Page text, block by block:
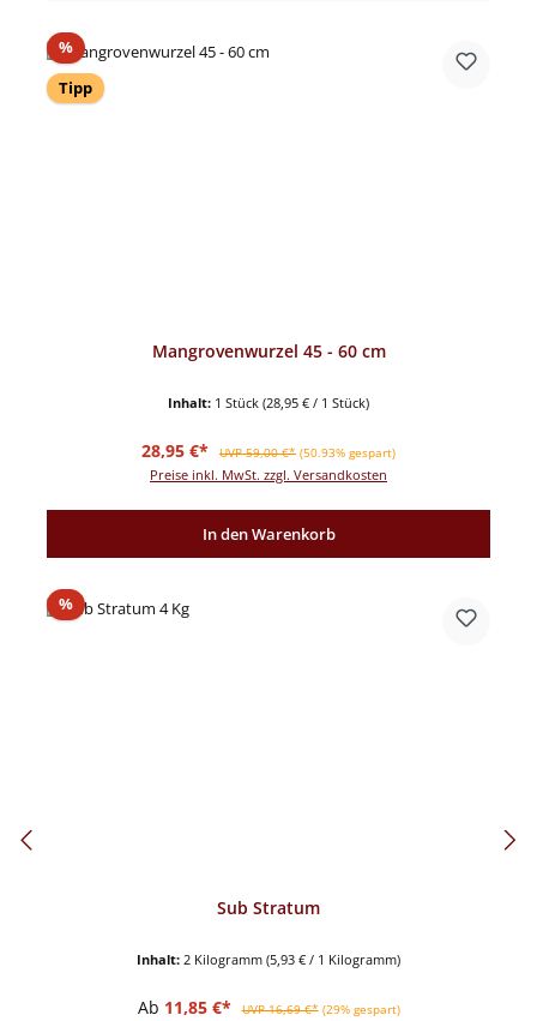
%Rabatt
Tipp
Mangrovenwurzel 45 - 60 cm
Inhalt: 1 Stück (28,95 € / 1 Stück)
Verkaufspreis:
28,95 €* Regulärer Preis:
UVP 59,00 €* (50.93% gespart)
Preise inkl. MwSt. zzgl. Versandkosten
In den Warenkorb
%Rabatt
Sub Stratum
Inhalt: 2 Kilogramm (5,93 € / 1 Kilogramm)
Verkaufspreis:
Ab 11,85 €* Regulärer Preis:
UVP 16,69 €* (29% gespart)